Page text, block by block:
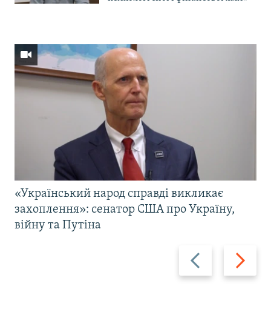
Назад Вперед
«Український народ справді викликає
захоплення»: сенатор США про Україну,
війну та Путіна